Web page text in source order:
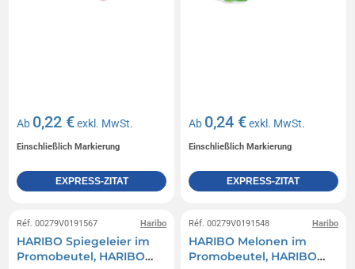
Ab 0,22 €exkl. MwSt.
Einschließlich Markierung
EXPRESS-ZITAT
Ab 0,24 €exkl. MwSt.
Einschließlich Markierung
EXPRESS-ZITAT
Haribo
Réf. 00279V0191567
HARIBO Spiegeleier im
Promobeutel, HARIBO
Haribo
Réf. 00279V0191548
HARIBO Melonen im
Promobeutel, HARIBO